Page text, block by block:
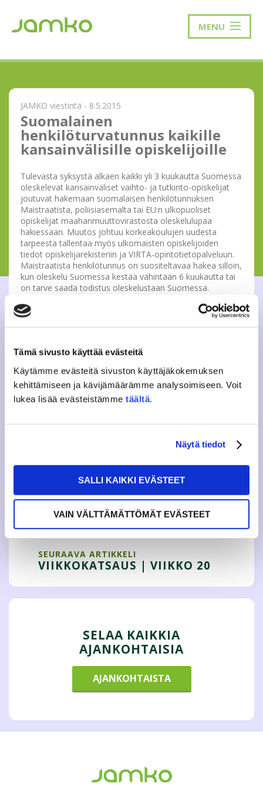
Tämä sivusto käyttää evästeitä
Käytämme evästeitä sivuston käyttäjäkokemuksen
kehittämiseen ja kävijämäärämme analysoimiseen. Voit
lukea lisää evästeistämme täältä.
Näytä tiedot
SALLI KAIKKI EVÄSTEET
VAIN VÄLTTÄMÄTTÖMÄT EVÄSTEET
MENU
JAMKO viestintä - 8.5.2015
Suomalainen
henkilöturvatunnus kaikille
kansainvälisille opiskelijoille
Tulevasta syksystä alkaen kaikki yli 3 kuukautta Suomessa
oleskelevat kansainväliset vaihto- ja tutkinto-opiskelijat
joutuvat hakemaan suomalaisen henkilötunnuksen
Maistraatista, poliisiasemalta tai EU:n ulkopuoliset
opiskelijat maahanmuuttovirastosta oleskelulupaa
hakiessaan. Muutos johtuu korkeakoulujen uudesta
tarpeesta tallentaa myös ulkomaisten opiskelijoiden
tiedot opiskelijarekisteriin ja VIRTA-opintotietopalveluun.
Maistraatista henkilötunnus on suositeltavaa hakea silloin,
kun oleskelu Suomessa kestää vähintään 6 kuukautta tai
on tarve saada todistus oleskelustaan Suomessa.
riittävä.
Taija Minkkinen
Hallituksen jäsen, kansainvälinen tutorointi
kvtutor@jamko.fi
Tweet
EDELLINEN ARTIKKELI
KUNTOSALIN KEHITTÄMINEN
ETENEE
SEURAAVA ARTIKKELI
VIIKKOKATSAUS | VIIKKO 20
SELAA KAIKKIA
AJANKOHTAISIA
AJANKOHTAISTA